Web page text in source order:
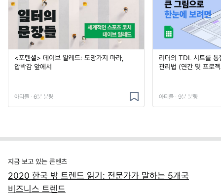
<포텐셜> 데이브 알레드: 도망가지 마라,
압박감 앞에서
아티클 · 6분 분량
리더의 TDL 시트를
관리법 (연간 및 프로
아티클 · 9분 분량
지금 보고 있는 콘텐츠
2020 한국 밖 트렌드 읽기: 전문가가 말하는 5개국
비즈니스 트렌드